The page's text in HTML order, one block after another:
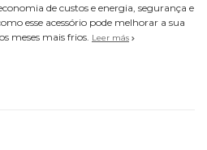
de custos e energia, segurança e
esse acessório pode melhorar a sua
meses mais frios.
Leer más